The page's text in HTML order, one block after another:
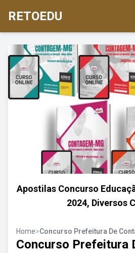
RETOEDU
Apostilas Concurso
2024, Diversos
Home>Concurso Prefeitura De
Concurso Prefeitura